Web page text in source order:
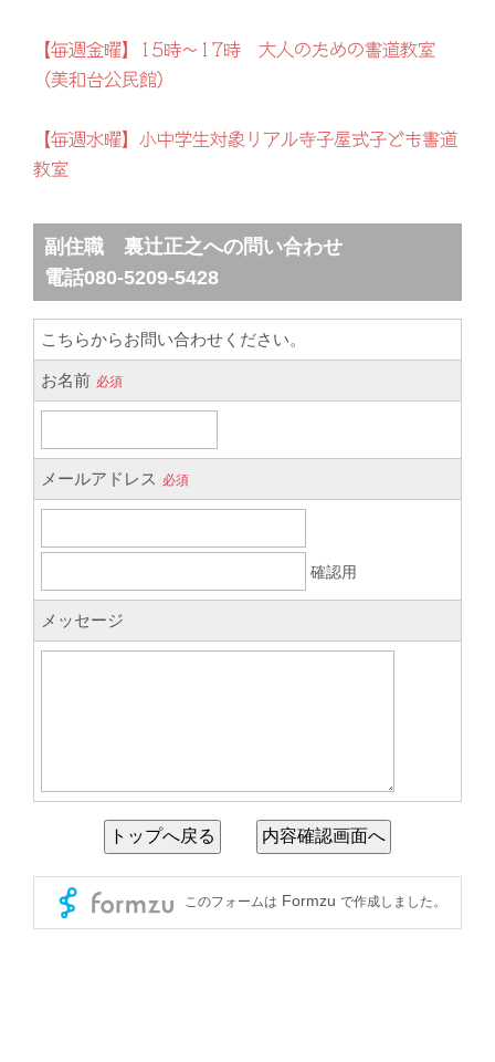
【毎週金曜】15時～17時 大人のための書道教室
（美和台公民館）
【毎週水曜】小中学生対象リアル寺子屋式子ども書道
教室